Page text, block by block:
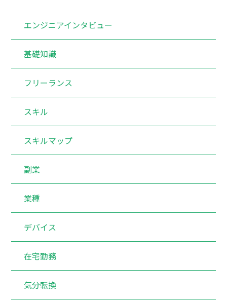
エンジニアインタビュー
基礎知識
フリーランス
スキル
スキルマップ
副業
業種
デバイス
在宅勤務
気分転換